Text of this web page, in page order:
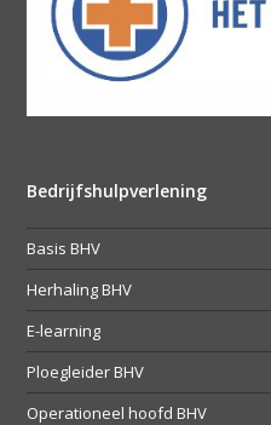
Bedrijfshulpverlening
Basis BHV
Herhaling BHV
E-learning
Ploegleider BHV
Operationeel hoofd BHV